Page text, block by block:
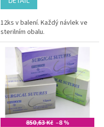
12ks v balení. Každý návlek ve
sterilním obalu.
850,63 Kč –8 %